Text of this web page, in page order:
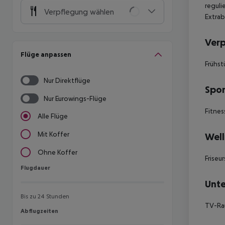
Verpflegung wählen
Flüge anpassen
Nur Direktflüge
Nur Eurowings-Flüge
Alle Flüge
Mit Koffer
Ohne Koffer
Flugdauer
Flugdauer
Bis zu 24 Stunden
Abflugzeiten
Abflugzeiten
TV-